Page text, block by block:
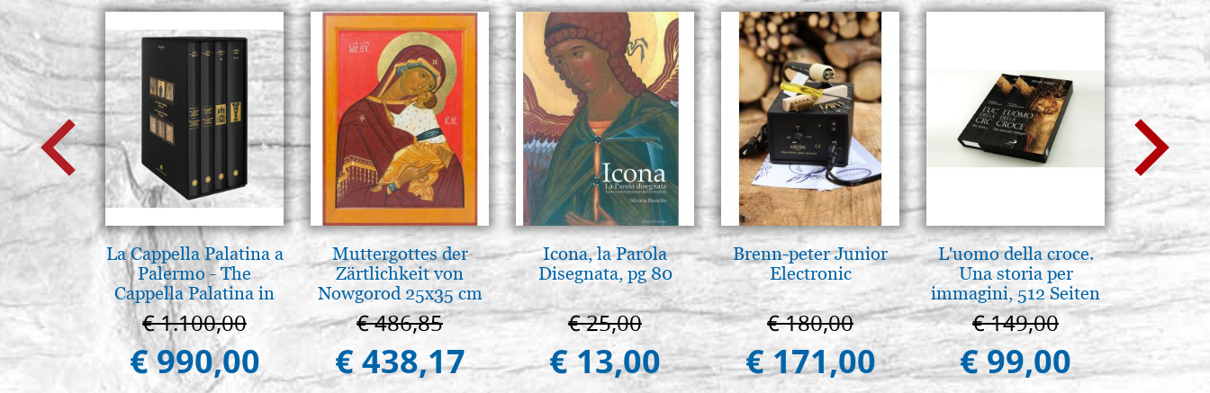
La Cappella Palatina a
Palermo - The
Cappella Palatina in
Palermo
€ 1.100,00
€ 990,00
Muttergottes der
Zärtlichkeit von
Nowgorod 25x35 cm
€ 486,85
€ 438,17
Icona, la Parola
Disegnata, pg 80
€ 25,00
€ 13,00
Brenn-peter Junior
Electronic
€ 180,00
€ 171,00
L'uomo della croce.
Una storia per
immagini, 512 Seiten
€ 149,00
€ 99,00
Il
€